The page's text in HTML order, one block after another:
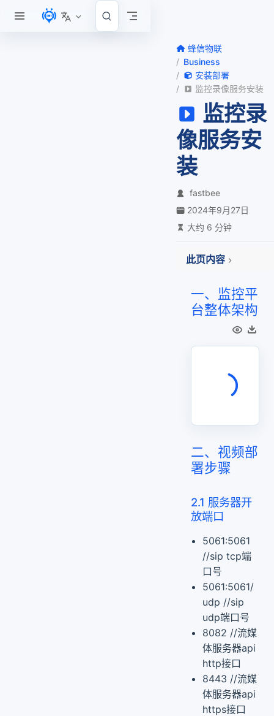
跳至主要內容
蜂信物联
Business
安装部署
监控录像服务安装
监控录
像服务安
装
fastbee
2024年9月27日
大约 6 分钟
此页内容
二、视频部署步骤
三、录像模块部署
一、监控平
台整体架构
二、视频部
署步骤
2.1 服务器开
放端口
5061:5061
//sip tcp端
口号
5061:5061/
udp //sip
udp端口号
8082 //流媒
体服务器api
http接口
8443 //流媒
体服务器api
https接口